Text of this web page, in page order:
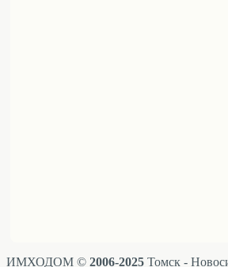
ИМХОДОМ © 2006-2025 Томск -